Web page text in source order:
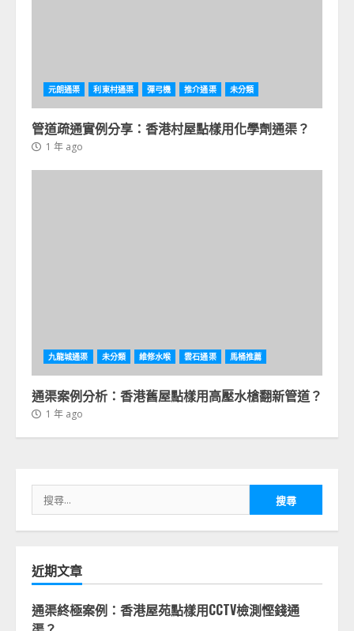
元朗通渠 利東村通渠 彈弓機 推介通渠 未分類
管道疏通實例分享：香港村屋點樣用化學劑通渠？
1 年 ago
九龍城通渠 未分類 維修水喉 雲石通渠 馬桶推薦
通渠案例分析：香港舊屋點樣用高壓水槍翻新管道？
1 年 ago
尋
關
字:
近期文章
通渠終極案例：香港屋苑點樣用CCTV檢測慳錢通